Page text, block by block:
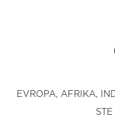
EVROPA, AFRIKA,